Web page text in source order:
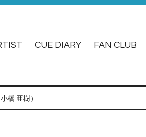
CUE DIARY FAN CLUB
橋 亜樹）